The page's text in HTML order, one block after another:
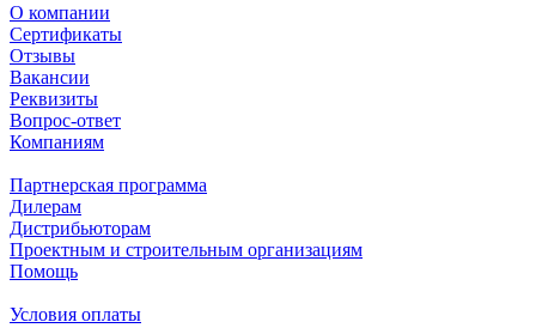
О компании
Сертификаты
Отзывы
Вакансии
Реквизиты
Вопрос-ответ
Компаниям
Партнерская программа
Дилерам
Дистрибьюторам
Проектным и строительным организациям
Помощь
Условия оплаты